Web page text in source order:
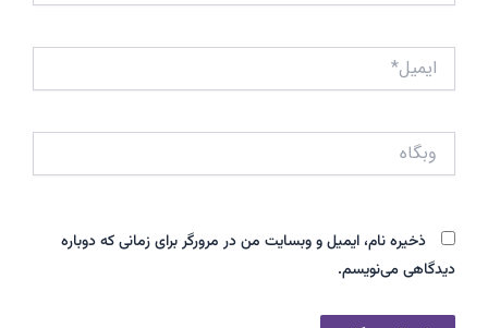
ایمیل*
وبگاه
ذخیره نام، ایمیل و وبسایت من در مرورگر برای زمانی که دوباره
دیدگاهی می‌نویسم.